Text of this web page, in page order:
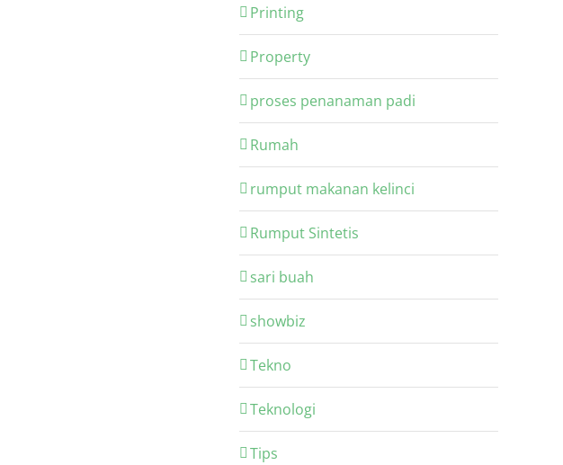
Printing
Property
proses penanaman padi
Rumah
rumput makanan kelinci
Rumput Sintetis
sari buah
showbiz
Tekno
Teknologi
Tips